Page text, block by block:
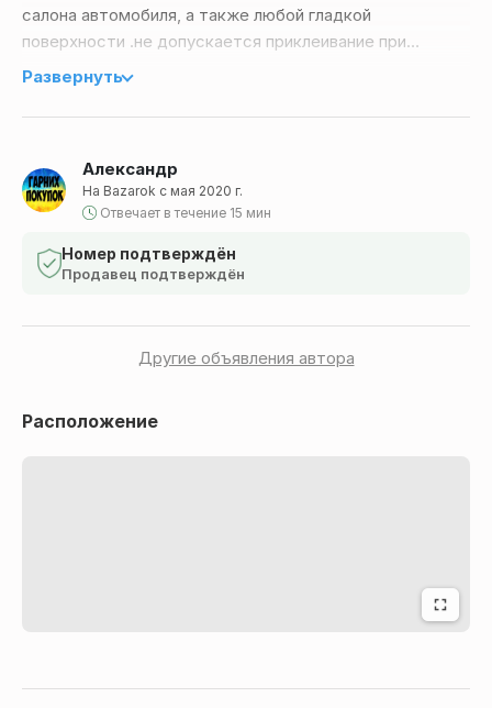
Александр
На Bazarok с мая 2020 г.
Отвечает в течение 15 мин
Номер подтверждён
Продавец подтверждён
Другие объявления автора
салона автомобиля, а также любой гладкой
поверхности .не допускается приклеивание при
температуре ниже 10 С.
вымыть, очистить от жирных следов , пыли и вытереть
Характеристики
Цвет : Красный, Черный, Серебро
Ширина : 9.4 см
Высота : 1.5 см
Материал : Металл ( не магнитится )
будет
Смотрите остальные МОИ обьявления может еще
Развернуть
Расположение